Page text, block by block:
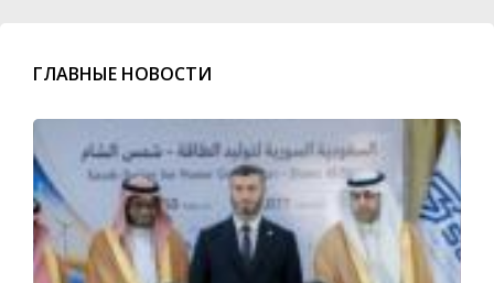
ГЛАВНЫЕ НОВОСТИ